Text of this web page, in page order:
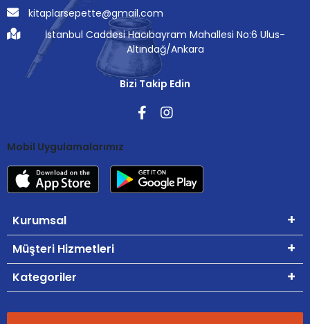
kitaplarsepette@gmail.com
İstanbul Caddesi Hacıbayram Mahallesi No:6 Ulus-
Altındağ/Ankara
Bizi Takip Edin
Mobil Uygulamalarımız
Kurumsal
Müşteri Hizmetleri
Kategoriler